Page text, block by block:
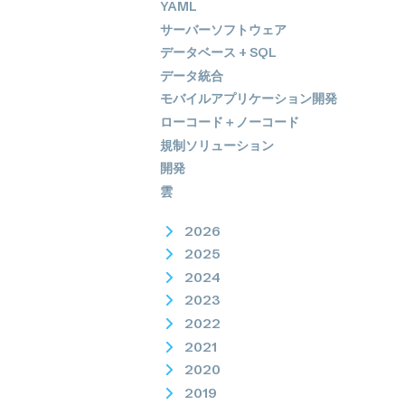
YAML
サーバーソフトウェア
データベース + SQL
データ統合
モバイルアプリケーション開発
ローコード＋ノーコード
規制ソリューション
開発
雲
2026
2025
2024
2023
2022
2021
2020
2019